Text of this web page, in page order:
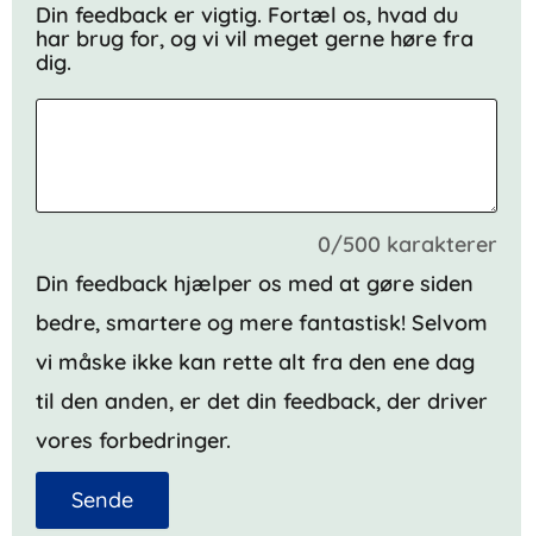
Din feedback er vigtig. Fortæl os, hvad du
har brug for, og vi vil meget gerne høre fra
dig.
0/500 karakterer
Din feedback hjælper os med at gøre siden
bedre, smartere og mere fantastisk! Selvom
vi måske ikke kan rette alt fra den ene dag
til den anden, er det din feedback, der driver
vores forbedringer.
Sende